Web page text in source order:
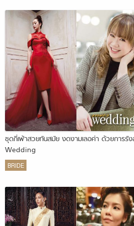
ชุดกี่เพ้าสวยทันสมัย งดงามเลอค่า ด้วยการรั
Wedding
BRIDE